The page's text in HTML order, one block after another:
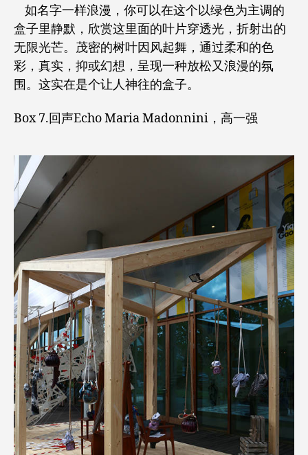
如名字一样浪漫，你可以在这个以绿色为主调的
盒子里静默，欣赏这里面的叶片穿透光，折射出的
无限光芒。茂密的树叶因风起舞，通过柔和的色
彩，真实，抑或幻想，呈现一种放松又浪漫的氛
围。这实在是个让人神往的盒子。
Box 7.回声Echo Maria Madonnini，高一强